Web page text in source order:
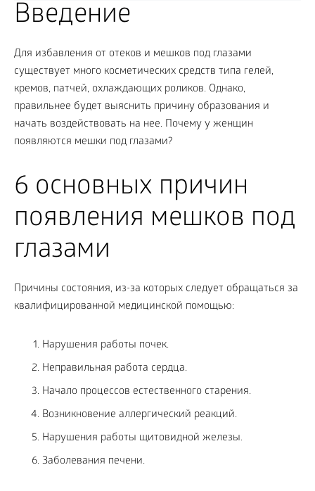
Введение
Для избавления от отеков и мешков под глазами
существует много косметических средств типа гелей,
кремов, патчей, охлаждающих роликов. Однако,
правильнее будет выяснить причину образования и
начать воздействовать на нее. Почему у женщин
появляются мешки под глазами?
6 основных причин
появления мешков под
глазами
Причины состояния, из-за которых следует обращаться за
квалифицированной медицинской помощью:
Нарушения работы почек.
Неправильная работа сердца.
Начало процессов естественного старения.
Возникновение аллергический реакций.
Нарушения работы щитовидной железы.
Заболевания печени.